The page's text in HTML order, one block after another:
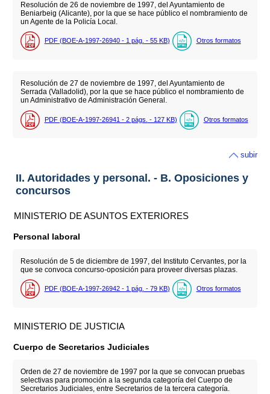
Resolución de 26 de noviembre de 1997, del Ayuntamiento de
Beniarbeig (Alicante), por la que se hace público el nombramiento de
un Agente de la Policía Local.
PDF (BOE-A-1997-26940 - 1 pág. - 55 KB) Otros formatos
Resolución de 27 de noviembre de 1997, del Ayuntamiento de
Serrada (Valladolid), por la que se hace público el nombramiento de
un Administrativo de Administración General.
PDF (BOE-A-1997-26941 - 2 págs. - 127 KB) Otros formatos
subir
II. Autoridades y personal. - B. Oposiciones y
concursos
MINISTERIO DE ASUNTOS EXTERIORES
Personal laboral
Resolución de 5 de diciembre de 1997, del Instituto Cervantes, por la
que se convoca concurso-oposición para proveer diversas plazas.
PDF (BOE-A-1997-26942 - 1 pág. - 79 KB) Otros formatos
MINISTERIO DE JUSTICIA
Cuerpo de Secretarios Judiciales
Orden de 27 de noviembre de 1997 por la que se convocan pruebas
selectivas para promoción a la segunda categoría del Cuerpo de
Secretarios Judiciales, entre Secretarios de la tercera categoría.